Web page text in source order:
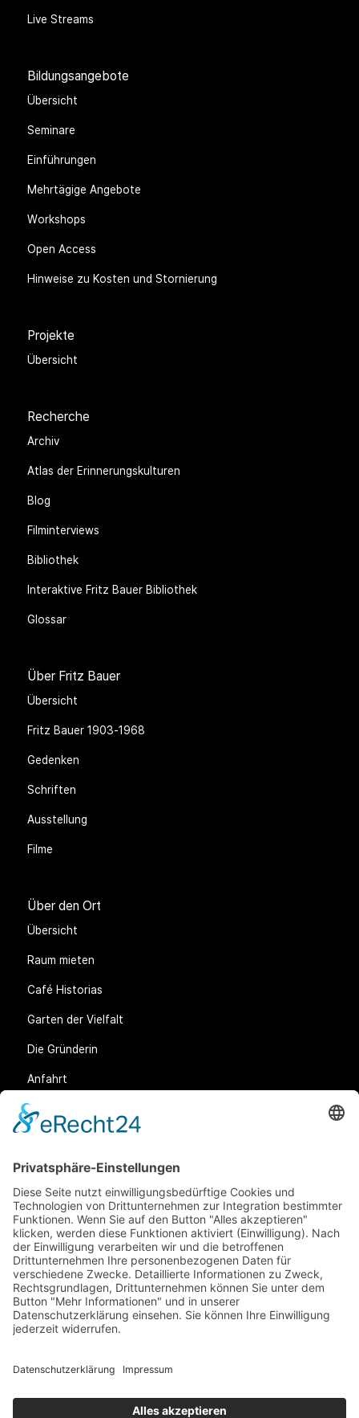
Live Streams
Bildungsangebote
Übersicht
Seminare
Einführungen
Mehrtägige Angebote
Workshops
Open Access
Hinweise zu Kosten und Stornierung
Projekte
Übersicht
Recherche
Archiv
Atlas der Erinnerungskulturen
Blog
Filminterviews
Bibliothek
Interaktive Fritz Bauer Bibliothek
Glossar
Über Fritz Bauer
Übersicht
Fritz Bauer 1903-1968
Gedenken
Schriften
Ausstellung
Filme
Über den Ort
Übersicht
Raum mieten
Café Historias
Garten der Vielfalt
Die Gründerin
Anfahrt
Rechtliches
Allgemeine Geschäftsbedingungen (AGB)
Datenschutz
Impressum